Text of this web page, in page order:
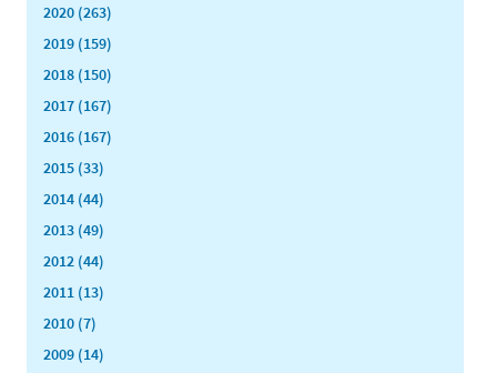
2020 (263)
2019 (159)
2018 (150)
2017 (167)
2016 (167)
2015 (33)
2014 (44)
2013 (49)
2012 (44)
2011 (13)
2010 (7)
2009 (14)